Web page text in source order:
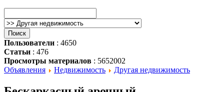
Пользователи : 4650
Статьи : 476
Просмотры материалов : 5652002
Объявления
Недвижимость Другая недвижимость